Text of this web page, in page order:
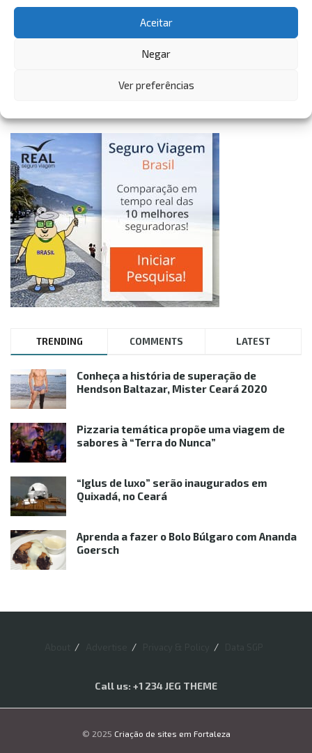
Aceitar
Negar
Ver preferências
TRENDING COMMENTS LATEST
Conheça a história de superação de
Hendson Baltazar, Mister Ceará 2020
Pizzaria temática propõe uma viagem de
sabores à “Terra do Nunca”
“Iglus de luxo” serão inaugurados em
Quixadá, no Ceará
Aprenda a fazer o Bolo Búlgaro com Ananda
Goersch
Call us: +1 234 JEG THEME
© 2025 Criação de sites em Fortaleza